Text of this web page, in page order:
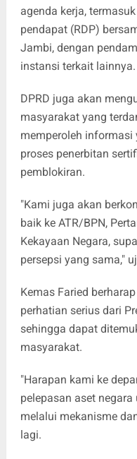
agenda kerja,
pendapat (RDP)
Jambi, dengan
instansi terkait lainnya.
DPRD juga akan
masyarakat yang
memperoleh
proses penerbitan
pemblokiran.
"Kami juga akan
baik ke ATR/BPN,
Kekayaan Negara,
persepsi yang sama,"
Kemas Faried
perhatian serius dari
sehingga dapat
masyarakat.
"Harapan kami ke
pelepasan aset
melalui mekanisme
lagi.